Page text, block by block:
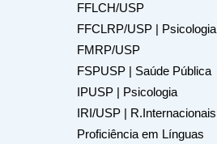
FFLCH/USP
FFCLRP/USP | Psicologia
FMRP/USP
FSPUSP | Saúde Pública
IPUSP | Psicologia
IRI/USP | R.Internacionais
Proficiência em Línguas